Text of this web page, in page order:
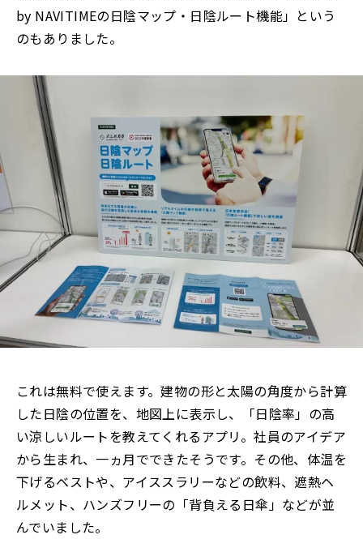
by NAVITIMEの日陰マップ・日陰ルート機能」という
のもありました。
これは無料で使えます。建物の形と太陽の角度から計算
した日陰の位置を、地図上に表示し、「日陰率」の高
い涼しいルートを教えてくれるアプリ。社員のアイデア
から生まれ、一ヵ月でできたそうです。その他、体温を
下げるベストや、アイススラリーなどの飲料、遮熱ヘ
ルメット、ハンズフリーの「背負える日傘」などが並
んでいました。